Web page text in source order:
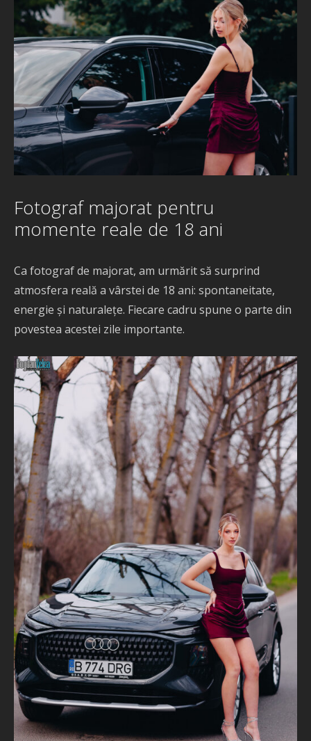
Fotograf majorat pentru
momente reale de 18 ani
Ca fotograf de majorat, am urmărit să surprind
atmosfera reală a vârstei de 18 ani: spontaneitate,
energie și naturalețe. Fiecare cadru spune o parte din
povestea acestei zile importante.